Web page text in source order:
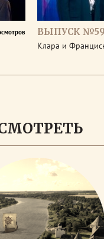
ВЫПУСК
Клара и